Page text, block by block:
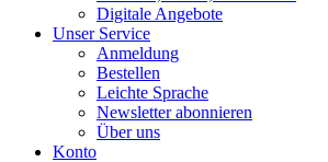
Digitale Angebote
Unser Service
Anmeldung
Bestellen
Leichte Sprache
Newsletter abonnieren
Über uns
Konto